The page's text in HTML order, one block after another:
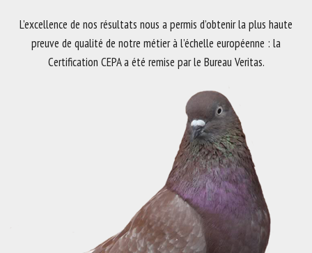
L’excellence de nos résultats nous a permis d’obtenir la plus haute
preuve de qualité de notre métier à l’échelle européenne : la
Certification CEPA a été remise par le Bureau Veritas.